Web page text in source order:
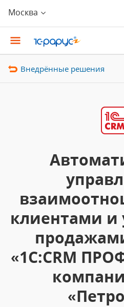
Москва
Внедрённые решения
клиентами и
«1С:CRM